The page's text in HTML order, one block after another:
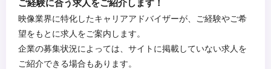
ご経験に合う求人をご紹介します！
映像業界に特化したキャリアアドバイザーが、ご経験やご希
望をもとに求人をご案内します。
企業の募集状況によっては、サイトに掲載していない求人を
ご紹介できる場合もあります。